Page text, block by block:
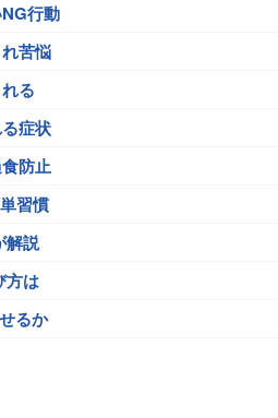
行動
苦悩
る
症状
防止
習慣
解説
方は
るか